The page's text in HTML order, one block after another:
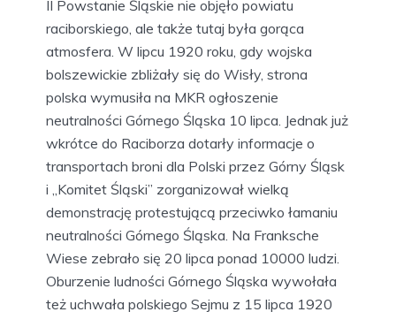
II Powstanie Śląskie nie objęło powiatu
raciborskiego, ale także tutaj była gorąca
atmosfera. W lipcu 1920 roku, gdy wojska
bolszewickie zbliżały się do Wisły, strona
polska wymusiła na MKR ogłoszenie
neutralności Górnego Śląska 10 lipca. Jednak już
wkrótce do Raciborza dotarły informacje o
transportach broni dla Polski przez Górny Śląsk
i „Komitet Śląski” zorganizował wielką
demonstrację protestującą przeciwko łamaniu
neutralności Górnego Śląska. Na Franksche
Wiese zebrało się 20 lipca ponad 10000 ludzi.
Oburzenie ludności Górnego Śląska wywołała
też uchwała polskiego Sejmu z 15 lipca 1920